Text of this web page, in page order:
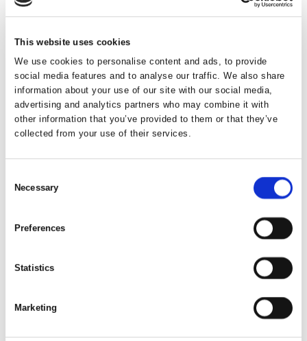
This website uses cookies
We use cookies to personalise content and ads, to provide
social media features and to analyse our traffic. We also share
information about your use of our site with our social media,
advertising and analytics partners who may combine it with
other information that you’ve provided to them or that they’ve
collected from your use of their services.
Selection
Necessary
Preferences
Statistics
Marketing
ET2006.39.
Joseph Lookofsky og Karsten Kristoffersen, ’The
new Danish Arbitration Act’ [2006] 1 Stockholm
International Arbitration Review, s. 43-64.
Kristian Skovgård Larsen og Flemming Kragh
Hansen, Sikkerhedsstillelse for voldgiftsrettens
vederlag, U2007B.293.
Jens Kristiansen, Lovbaseret godtgørelseskrav
omfattet af voldgiftsklausul, HD af 26/3 2007
Erik Werlauff, Privat voldgift med offentligretlige
Henrik Karl Nielsen, Voldgiftsklausuler i
Henrik Beckmann og Jakob Nolsø, Fortolkning af